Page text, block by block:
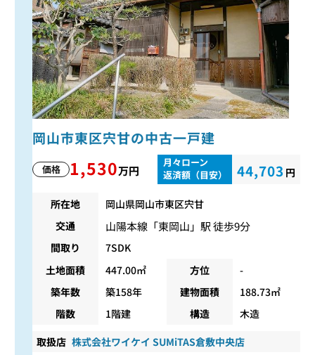
岡山市東区宍甘の中古一戸建
価格 1,530万円
月々ローン
返済額（目安）
44,703 円
所在地
岡山県岡山市東区宍甘
交通
山陽本線 「東岡山 」駅 徒歩9分
間取り
7SDK
土地面積
447.00㎡ 方位
-
築年数
築158年 建物面積
188.73㎡
階数
1階建 構造 木造
取扱店 株式会社ワイケイ SUMiTAS倉敷中央店